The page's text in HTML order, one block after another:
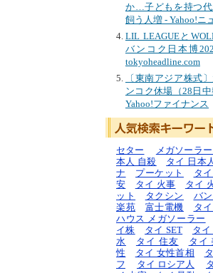
か…子どもを持つ
飼う人増 - Yahoo!ニ
LIL LEAGUEと
バンコク日本博
tokyoheadline.com
〔東南アジア株式
ンコク休場（28日
Yahoo!ファイナンス
セター メガソーラ
本人 自殺
タイ 日本
ナ
プーケット タ
安
タイ 火事 タイ
ット
タクシン バ
楽苑
富士電機 タ
ハウス メガソーラー
イ株
タイ SET タ
水
タイ 住友 タイ
性
タイ 女性首相
フ
タイ ロシア人